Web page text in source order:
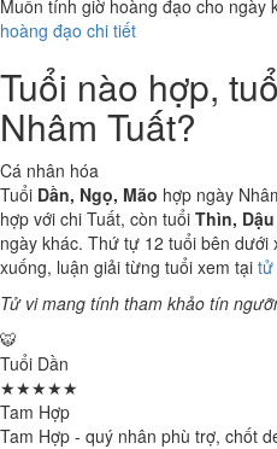
Muốn tính giờ hoàng đạo cho ngày
hoàng đạo chi tiết
Tuổi nào hợp,
Nhâm Tuất?
Cá nhân hóa
Tuổi Dần, Ngọ, Mão hợp ngày
hợp với chi Tuất, còn tuổi Thìn, Dậu
ngày khác. Thứ tự 12 tuổi bên dưới
xuống, luận giải từng tuổi xem tại tử
Tử vi mang tính tham khảo tín
🐯
Tuổi Dần
★★★★★
Tam Hợp
Tam Hợp - quý nhân phù trợ, chốt